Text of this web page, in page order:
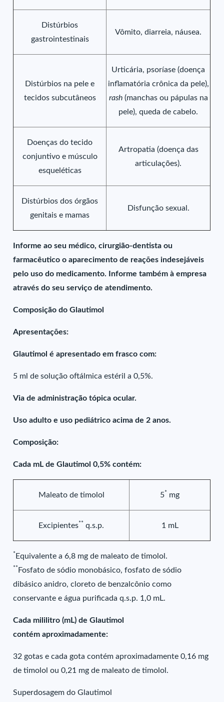
Distúrbios
gastrointestinais
Vômito, diarreia, náusea.
Distúrbios na pele e
tecidos subcutâneos
Urticária, psoríase (doença
inflamatória crônica da pele),
rash(manchas ou pápulas na
pele), queda de cabelo.
Doenças do tecido
conjuntivo e músculo
esqueléticas
Artropatia (doença das
articulações).
Distúrbios dos órgãos
genitais e mamas
Disfunção sexual.
Informe ao seu médico, cirurgião-dentista ou
farmacêutico o aparecimento de reações indesejáveis
pelo uso do medicamento. Informe também à empresa
através do seu serviço de atendimento.
Composição do Glautimol
Apresentações:
Glautimol é apresentado em frasco com:
5 ml de solução oftálmica estéril a 0,5%.
Via de administração tópica ocular.
Uso adulto e uso pediátrico acima de 2 anos.
Composição:
Cada mL de Glautimol 0,5% contém:
Maleato de timolol 5* mg
Excipientes** q.s.p. 1 mL
* Equivalente a 6,8 mg de maleato de timolol.
** Fosfato de sódio monobásico, fosfato de sódio
dibásico anidro, cloreto de benzalcônio como
conservante e água purificada q.s.p. 1,0 mL.
Cada mililitro (mL) de Glautimol
contém aproximadamente:
32 gotas e cada gota contém aproximadamente 0,16 mg
de timolol ou 0,21 mg de maleato de timolol.
Superdosagem do Glautimol